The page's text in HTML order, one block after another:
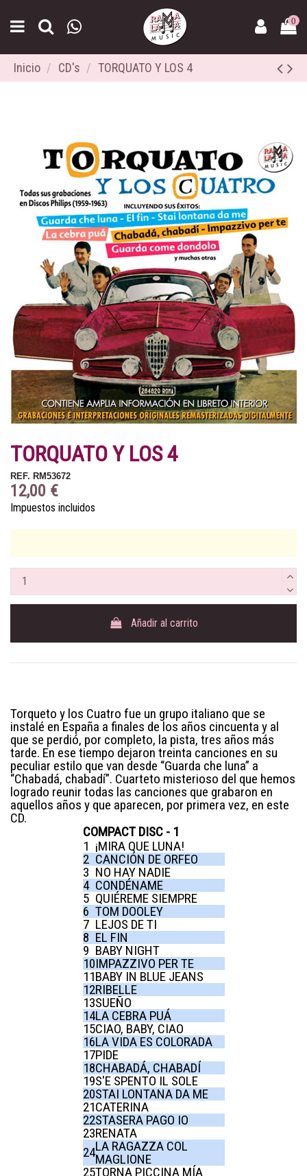
0
Inicio CD's TORQUATO Y LOS 4
TORQUATO Y LOS 4
REF. RM53672
12,00 €
Impuestos incluidos
Añadir al carrito
Torqueto y los Cuatro fue un grupo italiano que se
instalé en España a finales de los años cincuenta y al
que se perdió, por completo, la pista, tres años más
tarde. En ese tiempo dejaron treinta canciones en su
peculiar estilo que van desde “Guarda che luna” a
“Chabadá, chabadí”. Cuarteto misterioso del que hemos
logrado reunir todas las canciones que grabaron en
aquellos años y que aparecen, por primera vez, en este
CD.
COMPACT DISC - 1
1 ¡MIRA QUE LUNA!
2 CANCIÓN DE ORFEO
3 NO HAY NADIE
4 CONDÉNAME
5 QUIÉREME SIEMPRE
6 TOM DOOLEY
7 LEJOS DE TI
8 EL FIN
9 BABY NIGHT
10IMPAZZIVO PER TE
11BABY IN BLUE JEANS
12RIBELLE
13SUEÑO
14LA CEBRA PUÁ
15CIAO, BABY, CIAO
16LA VIDA ES COLORADA
17PIDE
18CHABADÁ, CHABADÍ
19S'E SPENTO IL SOLE
20STAI LONTANA DA ME
21CATERINA
22STASERA PAGO IO
23RENATA
24LA RAGAZZA COL
MAGLIONE
25TORNA PICCINA MÍA